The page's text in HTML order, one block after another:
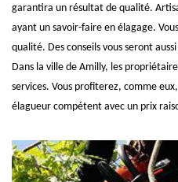
garantira un résultat de qualité.
ayant un savoir-faire en élagage.
qualité. Des conseils vous seront
Dans la ville de Amilly, les
services. Vous profiterez, comme
élagueur compétent avec un prix